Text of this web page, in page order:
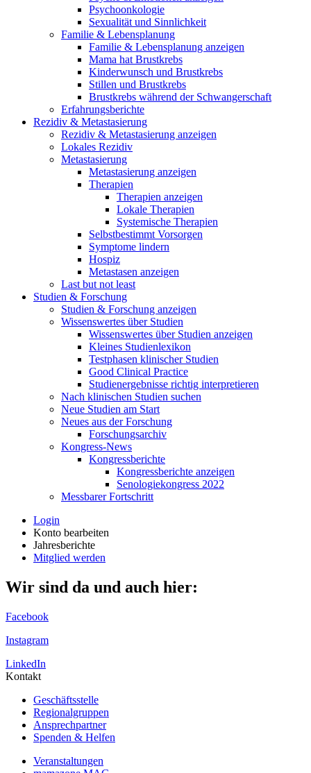
Psychoonkologie
Sexualität und Sinnlichkeit
Familie & Lebensplanung
Familie & Lebensplanung anzeigen
Mama hat Brustkrebs
Kinderwunsch und Brustkrebs
Stillen und Brustkrebs
Brustkrebs während der Schwangerschaft
Erfahrungsberichte
Rezidiv & Metastasierung
Rezidiv & Metastasierung anzeigen
Lokales Rezidiv
Metastasierung
Metastasierung anzeigen
Therapien
Therapien anzeigen
Lokale Therapien
Systemische Therapien
Selbstbestimmt Vorsorgen
Symptome lindern
Hospiz
Metastasen anzeigen
Last but not least
Studien & Forschung
Studien & Forschung anzeigen
Wissenswertes über Studien
Wissenswertes über Studien anzeigen
Kleines Studienlexikon
Testphasen klinischer Studien
Good Clinical Practice
Studienergebnisse richtig interpretieren
Nach klinischen Studien suchen
Neue Studien am Start
Neues aus der Forschung
Forschungsarchiv
Kongress-News
Kongressberichte
Kongressberichte anzeigen
Senologiekongress 2022
Messbarer Fortschritt
Login
Konto bearbeiten
Jahresberichte
Mitglied werden
Wir sind da und auch hier:
Facebook
Instagram
LinkedIn
Kontakt
Geschäftsstelle
Regionalgruppen
Ansprechpartner
Spenden & Helfen
Veranstaltungen